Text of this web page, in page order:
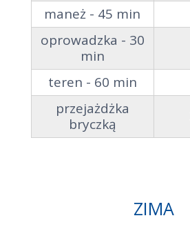
maneż - 45 min
oprowadzka - 30
min
teren - 60 min
przejażdżka
bryczką
ZIMA